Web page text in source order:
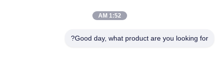
الصين
1:52 AM
Good day, what product are you looking for?